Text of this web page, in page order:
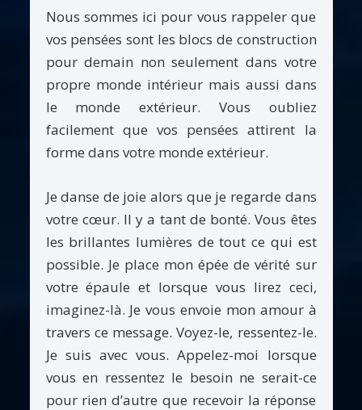
Nous sommes ici pour vous rappeler que
vos pensées sont les blocs de construction
pour demain non seulement dans votre
propre monde intérieur mais aussi dans
le monde extérieur. Vous oubliez
facilement que vos pensées attirent la
forme dans votre monde extérieur.
Je danse de joie alors que je regarde dans
votre cœur. Il y a tant de bonté. Vous êtes
les brillantes lumières de tout ce qui est
possible. Je place mon épée de vérité sur
votre épaule et lorsque vous lirez ceci,
imaginez-là. Je vous envoie mon amour à
travers ce message. Voyez-le, ressentez-le.
Je suis avec vous. Appelez-moi lorsque
vous en ressentez le besoin ne serait-ce
pour rien d’autre que recevoir la réponse